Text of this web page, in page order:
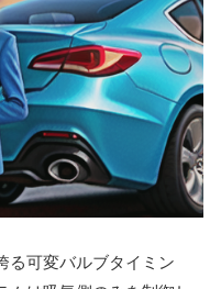
る可変バルブタイミン